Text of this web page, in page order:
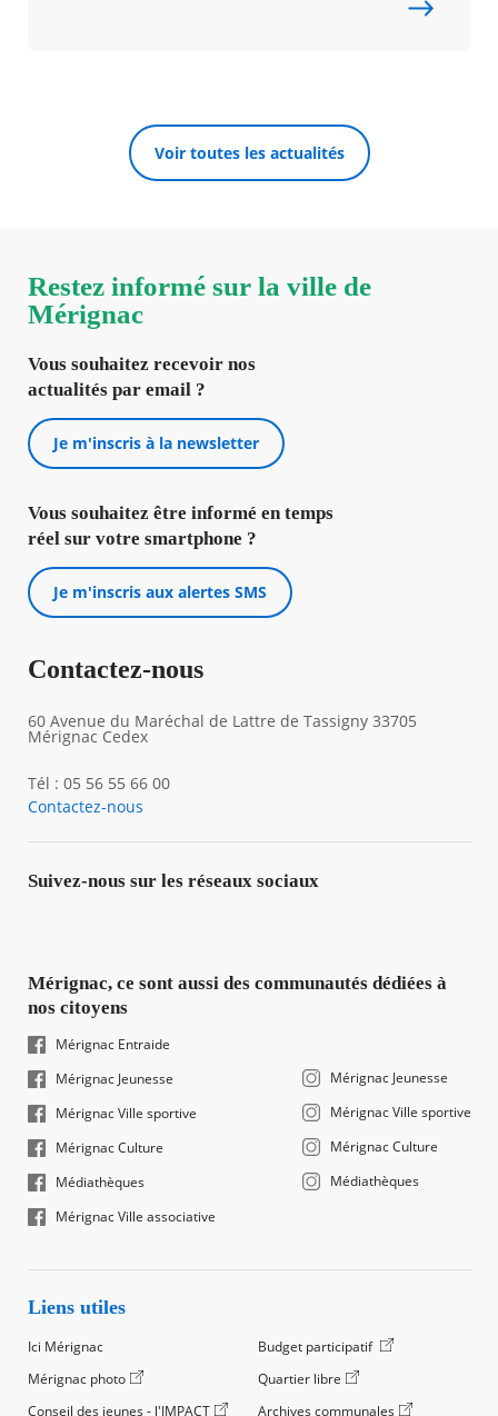
Voir toutes les actualités
Restez informé sur la ville de
Mérignac
Vous souhaitez recevoir nos
actualités par email ?
Je m'inscris à la newsletter
Vous souhaitez être informé en temps
réel sur votre smartphone ?
Je m'inscris aux alertes SMS
Contactez-nous
60 Avenue du Maréchal de Lattre de Tassigny 33705
Mérignac Cedex
Tél : 05 56 55 66 00
Contactez-nous
Suivez-nous sur les réseaux sociaux
Mérignac, ce sont aussi des communautés dédiées à
nos citoyens
Mérignac Entraide
Mérignac Jeunesse
Mérignac Ville sportive
Mérignac Culture
Médiathèques
Mérignac Ville associative
Mérignac Jeunesse
Mérignac Ville sportive
Mérignac Culture
Médiathèques
Liens utiles
Ici Mérignac
Budget participatif
Mérignac photo
Quartier libre
Conseil des jeunes - l'IMPACT
Archives communales